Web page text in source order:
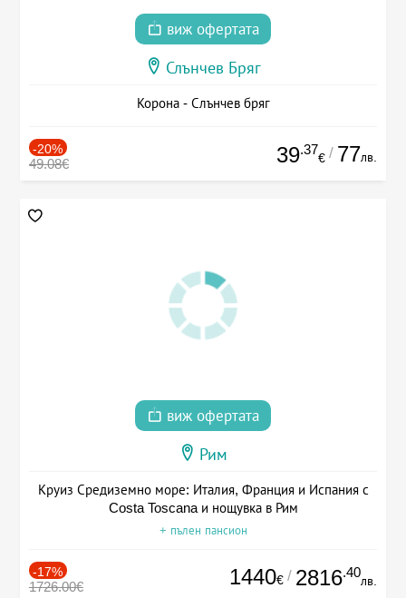
виж офертата
Слънчев Бряг
Корона - Слънчев бряг
-20%
49.08€ 39.37
€ / 77лв.
виж офертата
Рим
Круиз Средиземно море: Италия, Франция и Испания с
Costa Toscana и нощувка в Рим
+ пълен пансион
-17%
1726.00€ 1440€ / 2816.40
лв.